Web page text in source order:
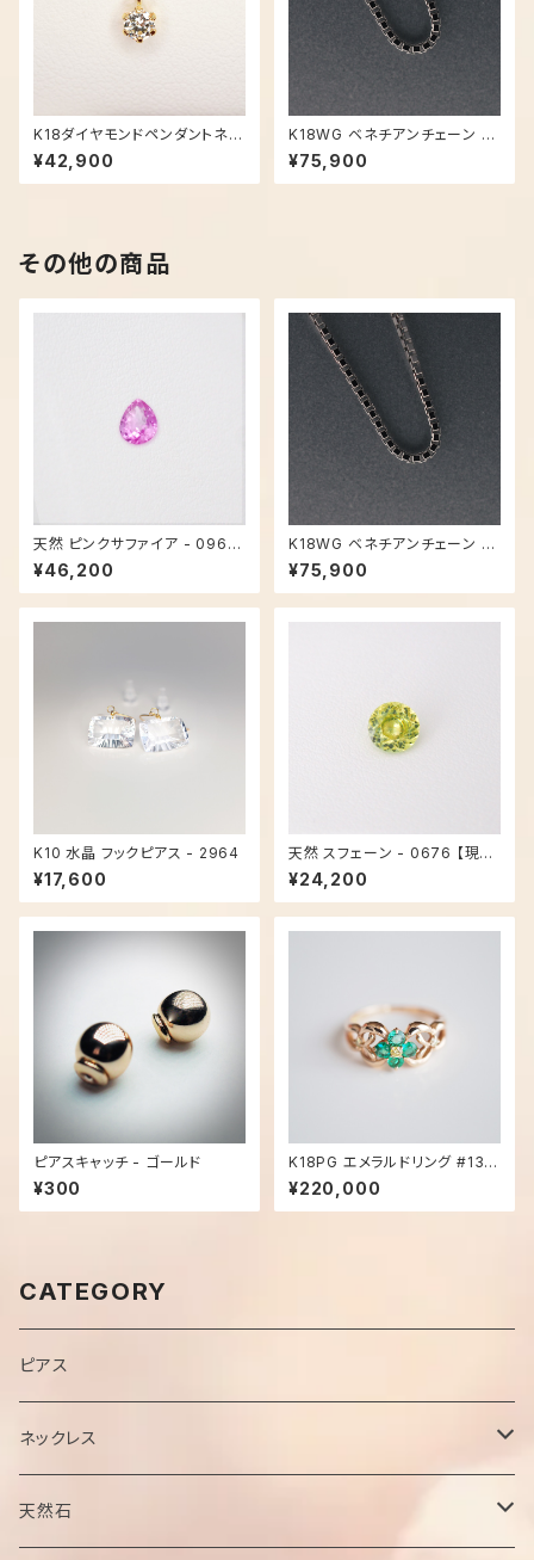
K18ダイヤモンドペンダントネッ
クレス - 1537【現品限り】
¥42,900
K18WG ベネチアンチェーン 4
5cm - 3540
¥75,900
その他の商品
天然 ピンクサファイア - 0961
【現品限り】
¥46,200
K18WG ベネチアンチェーン 4
5cm - 3540
¥75,900
K10 水晶 フックピアス - 2964
¥17,600
天然 スフェーン - 0676 【現品
限り】
¥24,200
ピアスキャッチ - ゴールド
¥300
K18PG エメラルドリング #13号
- 1042
¥220,000
CATEGORY
ピアス
ネックレス
チェーン
天然石